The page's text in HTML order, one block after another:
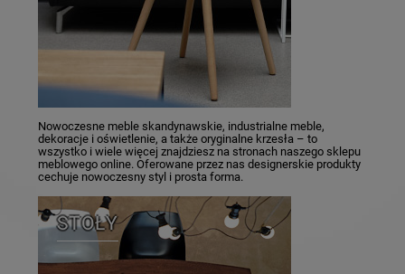
Nowoczesne meble skandynawskie, industrialne meble,
dekoracje i oświetlenie, a także oryginalne krzesła – to
wszystko i wiele więcej znajdziesz na stronach naszego sklepu
meblowego online. Oferowane przez nas designerskie produkty
cechuje nowoczesny styl i prosta forma.
STOŁY